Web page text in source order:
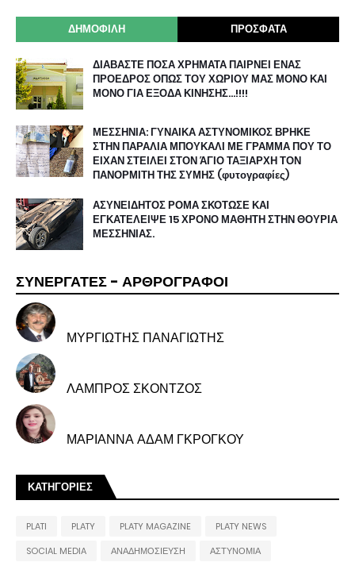
ΔΗΜΟΦΙΛΗ ΠΡΟΣΦΑΤΑ
ΔΙΑΒΑΣΤΕ ΠΟΣΑ ΧΡΗΜΑΤΑ ΠΑΙΡΝΕΙ ΕΝΑΣ
ΠΡΟΕΔΡΟΣ ΟΠΩΣ ΤΟΥ ΧΩΡΙΟΥ ΜΑΣ ΜΟΝΟ ΚΑΙ
ΜΟΝΟ ΓΙΑ ΕΞΟΔΑ ΚΙΝΗΣΗΣ…!!!!
ΜΕΣΣΗΝΙΑ: ΓΥΝΑΙΚΑ ΑΣΤΥΝΟΜΙΚΟΣ ΒΡΗΚΕ
ΣΤΗΝ ΠΑΡΑΛΙΑ ΜΠΟΥΚΑΛΙ ΜΕ ΓΡΑΜΜΑ ΠΟΥ ΤΟ
ΕΙΧΑΝ ΣΤΕΙΛΕΙ ΣΤΟΝ ΆΓΙΟ ΤΑΞΙΑΡΧΗ ΤΟΝ
ΠΑΝΟΡΜΙΤΗ ΤΗΣ ΣΥΜΗΣ (φυτογραφίες)
ΑΣΥΝΕΙΔΗΤΟΣ ΡΟΜΑ ΣΚΟΤΩΣΕ ΚΑΙ
ΕΓΚΑΤΕΛΕΙΨΕ 15 ΧΡΟΝΟ ΜΑΘΗΤΗ ΣΤΗΝ ΘΟΥΡΙΑ
ΜΕΣΣΗΝΙΑΣ.
ΣΥΝΕΡΓΑΤΕΣ - ΑΡΘΡΟΓΡΑΦΟΙ
ΜΥΡΓΙΩΤΗΣ ΠΑΝΑΓΙΩΤΗΣ
ΛΑΜΠΡΟΣ ΣΚΟΝΤΖΟΣ
ΜΑΡΙΑΝΝΑ ΑΔΑΜ ΓΚΡΟΓΚΟΥ
ΚΑΤΗΓΟΡΙΕΣ
PLATI PLATY PLATY MAGAZINE
PLATY NEWS
SOCIAL MEDIA
ΑΝΑΔΗΜΟΣΙΕΥΣΗ
ΑΣΤΥΝΟΜΙΑ